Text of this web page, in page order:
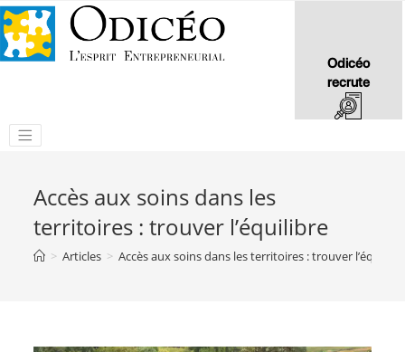
Odicéo
recrute
Accès aux soins dans les
territoires : trouver l’équilibre
> Articles > Accès aux soins dans les territoires : trouver